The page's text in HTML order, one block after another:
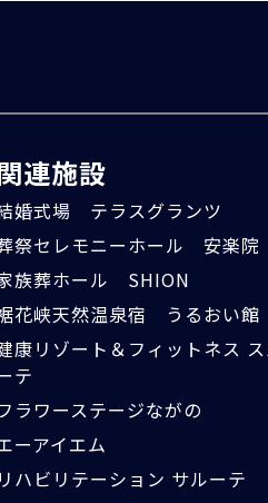
連施設
婚式場 テラスグランツ
祭セレモニーホール 安楽院
族葬ホール SHION
花峡天然温泉宿 うるおい館
康リゾート＆フィットネス
テ
ラワーステージながの
ーアイエム
ハビリテーション サルーテ